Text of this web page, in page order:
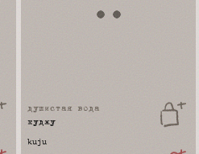
душистая вода
куджу
kuju